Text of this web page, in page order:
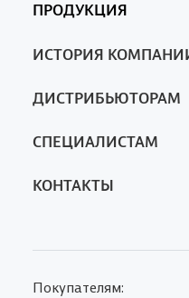
ПРОДУКЦИЯ
Ферменкол
ИСТОРИЯ
ДИСТРИБЬЮТОРАМ
СПЕЦИАЛИСТАМ
КОНТАКТЫ
Покупателям: